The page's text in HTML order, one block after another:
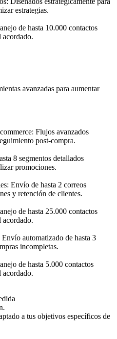
estrategias.
de hasta 10.000 contactos
acordado.
avanzadas para aumentar
Flujos avanzados
post-compra.
8 segmentos detallados
promociones.
Envío de hasta 2 correos
y retención de clientes.
de hasta 25.000 contactos
acordado.
Envío automatizado de hasta 3
incompletas.
de hasta 5.000 contactos
acordado.
a tus objetivos específicos de